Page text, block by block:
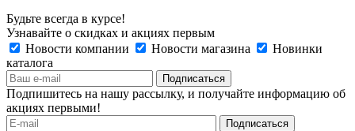
Будьте всегда в курсе!
Узнавайте о скидках и акциях первым
Новости компании
Новости магазина
Новинки
каталога
Подпишитесь на нашу рассылку, и получайте информацию об
акциях первыми!